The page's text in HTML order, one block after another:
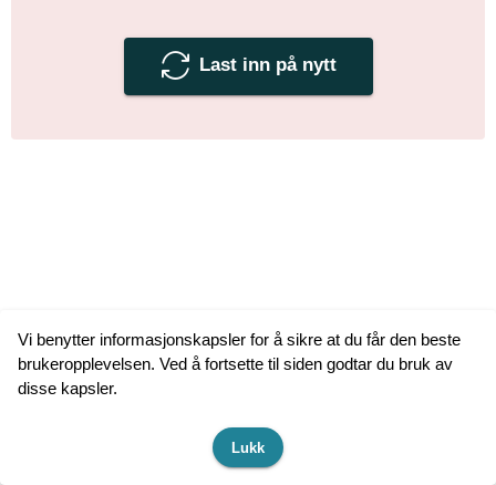
Last inn på nytt
Vi benytter informasjonskapsler for å sikre at du får den beste
brukeropplevelsen. Ved å fortsette til siden godtar du bruk av
disse kapsler.
Lukk